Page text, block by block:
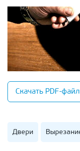
Скачать PDF-файл
Двери